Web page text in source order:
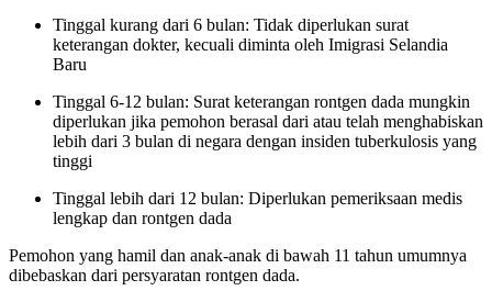
Tinggal kurang dari 6 bulan: Tidak diperlukan surat
keterangan dokter, kecuali diminta oleh Imigrasi Selandia
Baru
Tinggal 6-12 bulan: Surat keterangan rontgen dada mungkin
diperlukan jika pemohon berasal dari atau telah menghabiskan
lebih dari 3 bulan di negara dengan insiden tuberkulosis yang
tinggi
Tinggal lebih dari 12 bulan: Diperlukan pemeriksaan medis
lengkap dan rontgen dada
Pemohon yang hamil dan anak-anak di bawah 11 tahun umumnya
dibebaskan dari persyaratan rontgen dada.